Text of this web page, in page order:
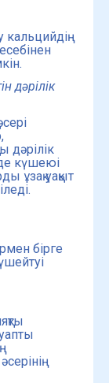
кальцийдің
дәрілік
дәрілік
күшеюі
ұзақ уақыт
бірге